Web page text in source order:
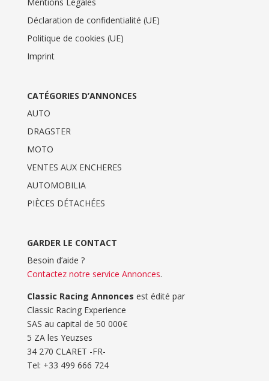
Déclaration de confidentialité (UE)
Politique de cookies (UE)
Imprint
CATÉGORIES D’ANNONCES
AUTO
DRAGSTER
MOTO
VENTES AUX ENCHERES
AUTOMOBILIA
PIÈCES DÉTACHÉES
GARDER LE CONTACT
Besoin d’aide ?
Contactez notre service Annonces.
Classic Racing Annonces est édité par
Classic Racing Experience
SAS au capital de 50 000€
5 ZA les Yeuzses
34 270 CLARET -FR-
Tel: ‭+33 499 666 724‬